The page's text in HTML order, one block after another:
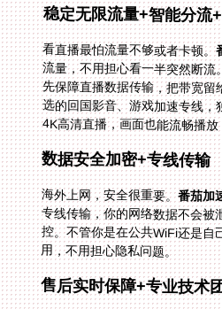
稳定无限流量+智能分流
看直播最怕流量不够或者卡顿。
4K高清直播，画面也能流畅播
数据安全加密+专线传输
海外上网，安全很重要。番茄加
用，不用担心隐私问题。
售后实时保障+专业技术